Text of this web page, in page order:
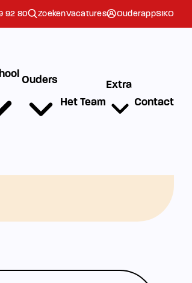
92 80 ZoekenVacatures OuderappSIKO
Ouders
Het Team
Extra
Contact